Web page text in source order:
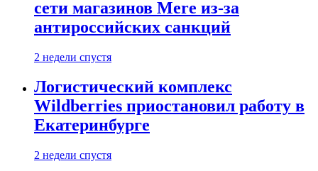
сети магазинов Mere из-за
антироссийских санкций
2 недели спустя
Логистический комплекс
Wildberries приостановил работу в
Екатеринбурге
2 недели спустя